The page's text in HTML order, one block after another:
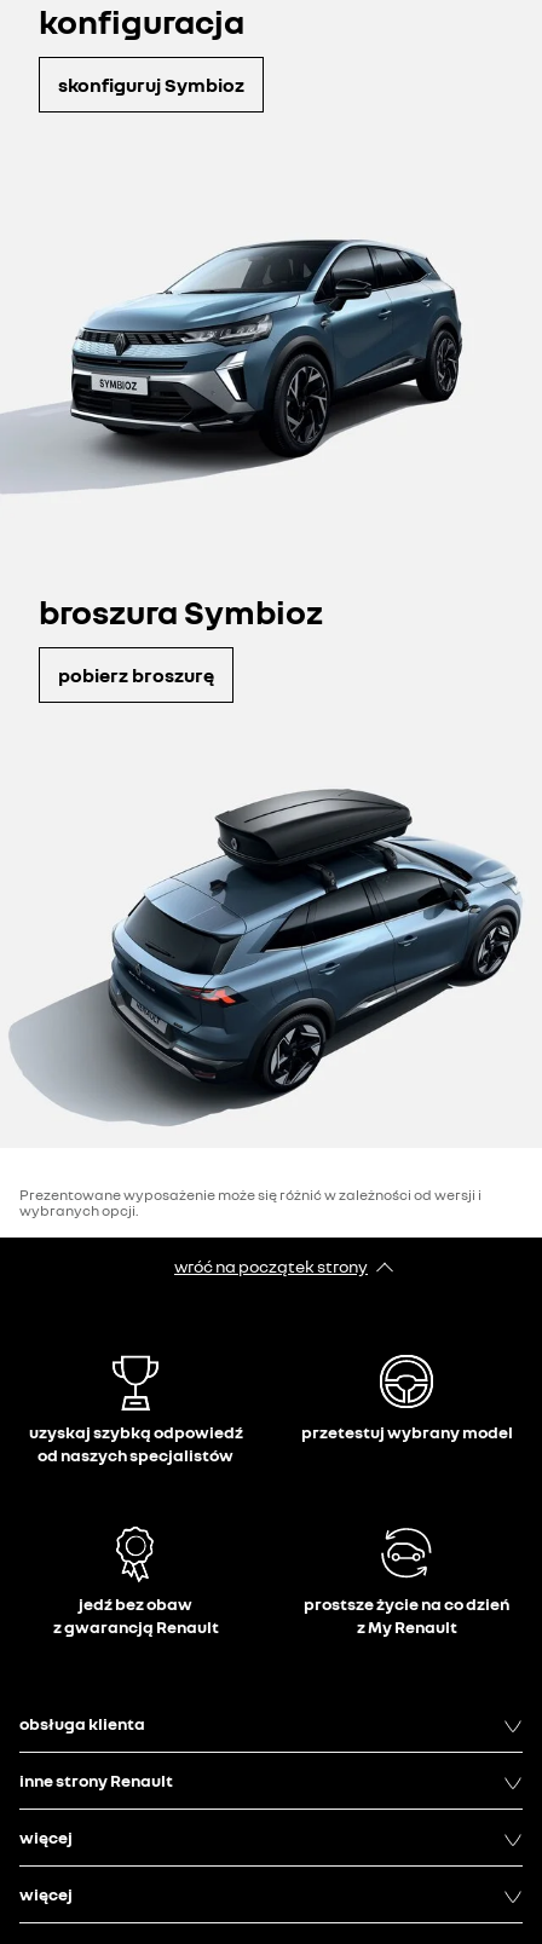
konfiguracja
skonfiguruj Symbioz
broszura Symbioz
pobierz broszurę
Prezentowane wyposażenie może się różnić w zależności od wersji i
wybranych opcji.
wróć na początek strony
uzyskaj szybką odpowiedź
od naszych specjalistów
przetestuj wybrany model
jedź bez obaw
z gwarancją Renault
prostsze życie na co dzień
z My Renault
obsługa klienta
inne strony Renault
więcej
więcej